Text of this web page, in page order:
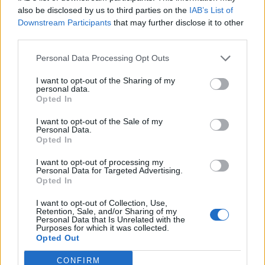
also be disclosed by us to third parties on the IAB’s List of
Downstream Participants that may further disclose it to other
Personal Data Processing Opt Outs
I want to opt-out of the Sharing of my
personal data.
Opted In
I want to opt-out of the Sale of my
Personal Data.
Opted In
I want to opt-out of processing my
Personal Data for Targeted Advertising.
Opted In
I want to opt-out of Collection, Use,
Retention, Sale, and/or Sharing of my
Personal Data that Is Unrelated with the
Purposes for which it was collected.
Opted Out
CONFIRM
14:01
Άντριου: Μυστικό σχέδιο για βασιλική κηδεία όταν
πυρκαγιάς
Σκιάθος: Ανήλικος κατήγγειλε 17χρονο για βιασμό
«Kinda chic»: Ποιο είναι το νέο τρεντ της Gen Z που έχει
κατακλύσει τα Social Media
Λουτράκι: Νεκρός δίπλα σε κάδο σκουπιδιών
εντοπίστηκε ηλικιωμένος